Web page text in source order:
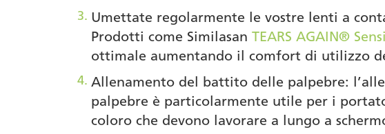
Umettate regolarmente le vostre lenti a
Prodotti come Similasan TEARS AGAIN®
ottimale aumentando il comfort di utilizzo
Allenamento del battito delle palpebre:
palpebre è particolarmente utile per i
coloro che devono lavorare a lungo a